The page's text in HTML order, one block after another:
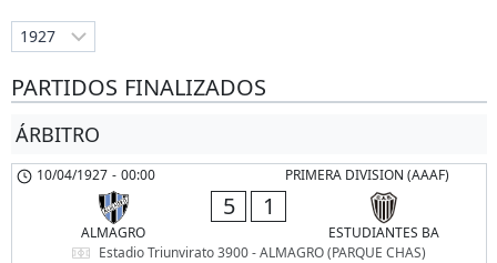
PARTIDOS FINALIZADOS
ÁRBITRO
PRIMERA DIVISION (AAAF)
10/04/1927 - 00:00
ALMAGRO
5 1
ESTUDIANTES BA
Estadio Triunvirato 3900 - ALMAGRO (PARQUE CHAS)